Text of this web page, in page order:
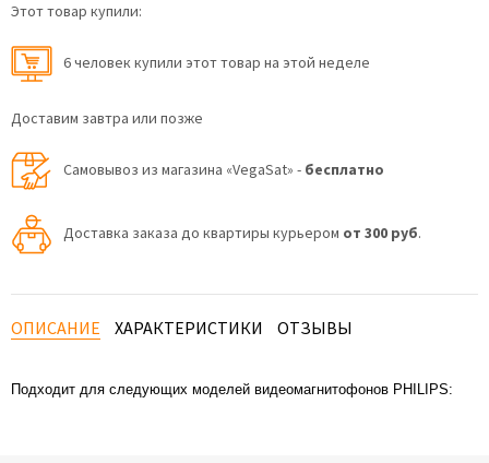
Этот товар купили:
6 человек купили этот товар на этой неделе
Доставим завтра или позже
Самовывоз из магазина «VegaSat» - бесплатно
Доставка заказа до квартиры курьером от 300 руб.
ОПИСАНИЕ ХАРАКТЕРИСТИКИ ОТЗЫВЫ
Подходит для следующих моделей видеомагнитофонов PHILIPS: